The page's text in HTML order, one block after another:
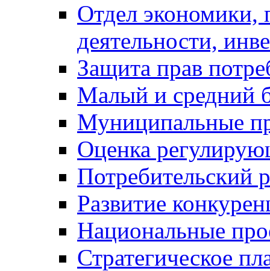
Отдел экономики,
деятельности,
Защита прав
Малый и средний
Муниципальные
Оценка
Потребительский
Развитие
Национальные
Стратегическое